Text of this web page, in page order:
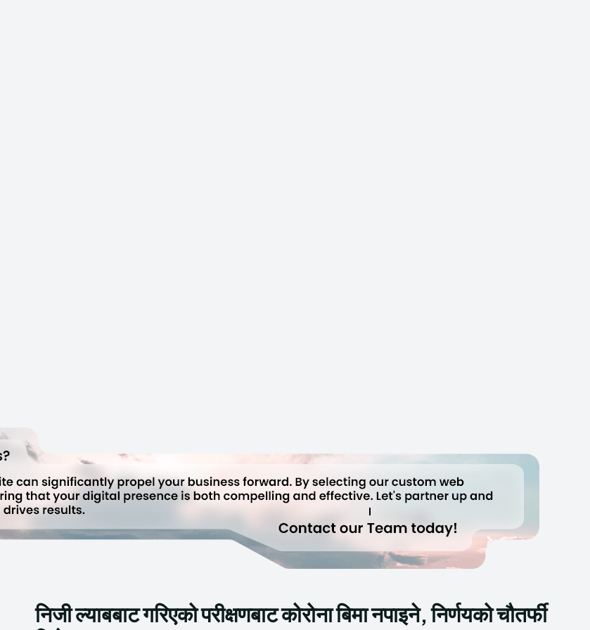
निजी ल्याबबाट गरिएको परीक्षणबाट कोरोना बिमा नपाइने, निर्णयको चौतर्फी